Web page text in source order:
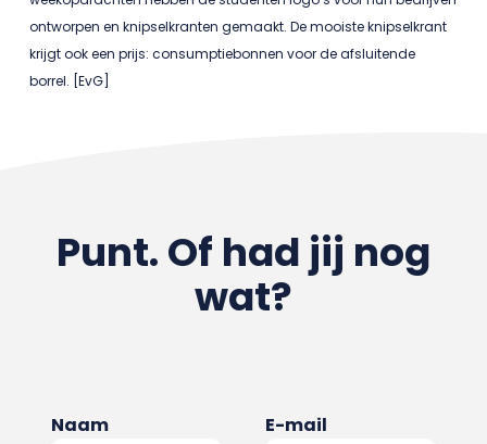
ontworpen en knipselkranten gemaakt. De mooiste knipselkrant
krijgt ook een prijs: consumptiebonnen voor de afsluitende
borrel. [EvG]
Punt. Of had jij nog
wat?
Naam E-mail